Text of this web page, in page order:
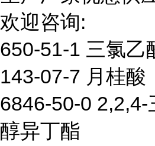
欢迎咨询:
650-51-1 三氯乙
143-07-7 月桂酸
6846-50-0 2,2,4-
醇异丁酯